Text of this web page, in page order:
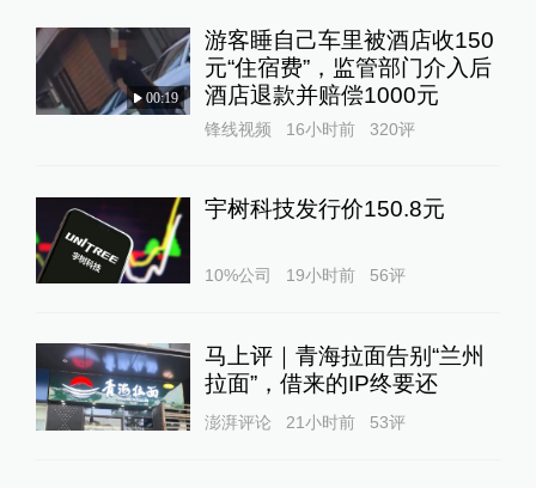
00:19
游客睡自己车里被酒店收150
元“住宿费”，监管部门介入后
酒店退款并赔偿1000元
锋线视频 16小时前 320评
宇树科技发行价150.8元
10%公司 19小时前 56评
马上评｜青海拉面告别“兰州
拉面”，借来的IP终要还
澎湃评论 21小时前 53评